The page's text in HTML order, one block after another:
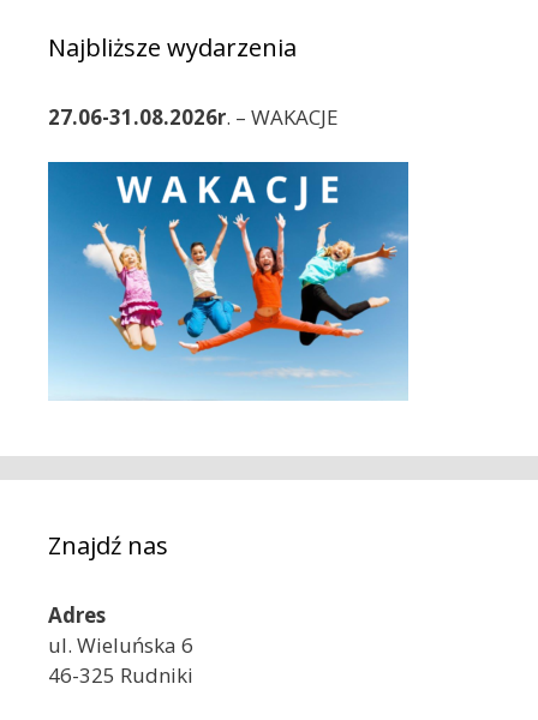
Najbliższe wydarzenia
27.06-31.08.2026r. – WAKACJE
Znajdź nas
Adres
ul. Wieluńska 6
46-325 Rudniki